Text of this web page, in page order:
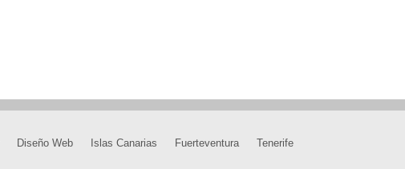
Diseño Web Islas Canarias Fuerteventura Tenerife